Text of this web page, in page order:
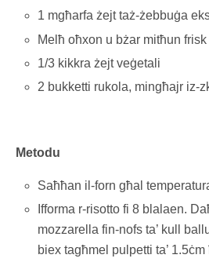
1 mgħarfa żejt taż-żebbuġa
Melħ oħxon u bżar mitħun frisk
1/3 kikkra żejt veġetali
2 bukketti rukola, mingħajr iz-
Metodu
Saħħan il-forn għal
Ifforma r-risotto fi 8 blalaen.
mozzarella fin-nofs ta’ kull
biex tagħmel pulpetti ta’